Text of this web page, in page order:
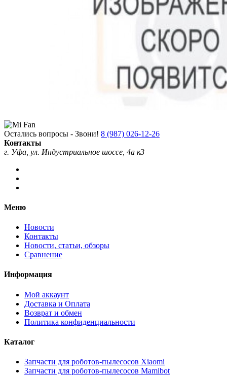
Остались вопросы - Звони! 8 (987) 026-12-26
Контакты
г. Уфа, ул. Индустриальное шоссе, 4а к3
Меню
Новости
Контакты
Новости, статьи, обзоры
Сравнение
Информация
Мой аккаунт
Доставка и Оплата
Возврат и обмен
Политика конфиденциальности
Каталог
Запчасти для роботов-пылесосов Xiaomi
Запчасти для роботов-пылесосов Mamibot